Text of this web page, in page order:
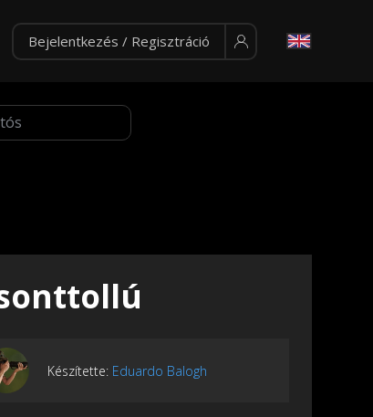
Bejelentkezés / Regisztráció
Készítette: Eduardo Balogh